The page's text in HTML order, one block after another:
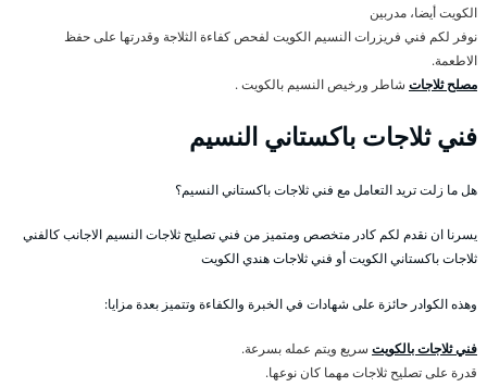
الكويت أيضا، مدربين
نوفر لكم فني فريزرات النسيم الكويت لفحص كفاءة الثلاجة وقدرتها على حفظ
الاطعمة.
مصلح ثلاجات شاطر ورخيص النسيم بالكويت .
فني ثلاجات باكستاني النسيم
هل ما زلت تريد التعامل مع فني ثلاجات باكستاني النسيم؟
يسرنا ان نقدم لكم كادر متخصص ومتميز من فني تصليح ثلاجات النسيم الاجانب كالفني
ثلاجات باكستاني الكويت أو فني ثلاجات هندي الكويت
وهذه الكوادر حائزة على شهادات في الخبرة والكفاءة وتتميز بعدة مزايا:
فني ثلاجات بالكويت سريع ويتم عمله بسرعة.
قدرة على تصليح ثلاجات مهما كان نوعها.